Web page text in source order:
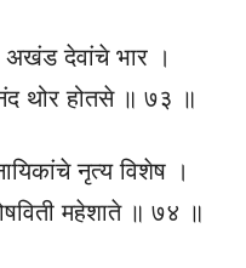
अखंड देवांचे भार ।
थोर होतसे ॥ ७३ ॥
नृत्य विशेष ।
महेशाते ॥ ७४ ॥